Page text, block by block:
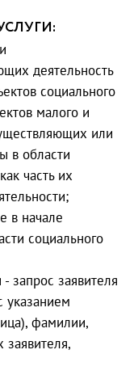
деятельность
социального
малого и
или
в области
часть их
в начале
социального
запрос заявителя
указанием
фамилии,
заявителя,